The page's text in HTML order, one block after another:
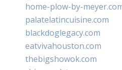
home-plow-by-
palatelatincuisine.com
blackdoglegacy.com
eatvivahouston.com
thebigshowok.com